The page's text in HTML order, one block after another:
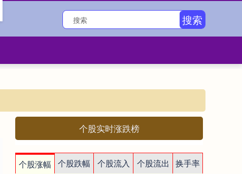
搜索
个股实时涨跌榜
个股涨幅 个股跌幅 个股流入 个股流出
换手率